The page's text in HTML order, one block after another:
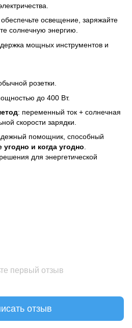
обеспечьте освещение, заряжайте
солнечную энергию.
мощных инструментов и
розетки.
до 400 Вт.
: переменный ток + солнечная
скорости зарядки.
помощник, способный
угодно и когда угодно.
для энергетической
первый отзыв
отзыв